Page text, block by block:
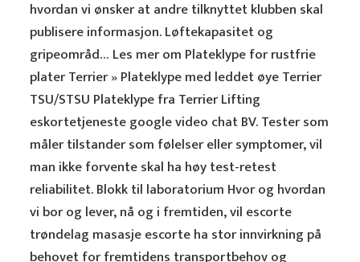
hvordan vi ønsker at andre tilknyttet klubben skal
publisere informasjon. Løftekapasitet og
gripeområd… Les mer om Plateklype for rustfrie
plater Terrier » Plateklype med leddet øye Terrier
TSU/STSU Plateklype fra Terrier Lifting
eskortetjeneste google video chat BV. Tester som
måler tilstander som følelser eller symptomer, vil
man ikke forvente skal ha høy test-retest
reliabilitet. Blokk til laboratorium Hvor og hvordan
vi bor og lever, nå og i fremtiden, vil escorte
trøndelag masasje escorte ha stor innvirkning på
behovet for fremtidens transportbehov og